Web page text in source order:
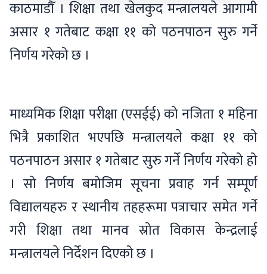
काठमाडौँ । शिक्षा तथा खेलकुद मन्त्रालयले आगामी
असार १ गतेबाट कक्षा ११ को पठनपाठन सुरु गर्ने
निर्णय गरेको छ ।
माध्यमिक शिक्षा परीक्षा (एसईई) को नजिता १ महिना
भित्रै प्रकाशित भएपछि मन्त्रालयले कक्षा ११ को
पठनपाठन असार १ गतेबाट सुरु गर्ने निर्णय गरेको हो
। सो निर्णय बमोजिम सूचना प्रवाह गर्न सम्पूर्ण
विद्यालयहरु र स्थानीय तहहरूमा पत्राचार समेत गर्ने
गरी शिक्षा तथा मानव स्रोत विकास केन्द्रलाई
मन्त्रालयले निर्देशन दिएको छ ।